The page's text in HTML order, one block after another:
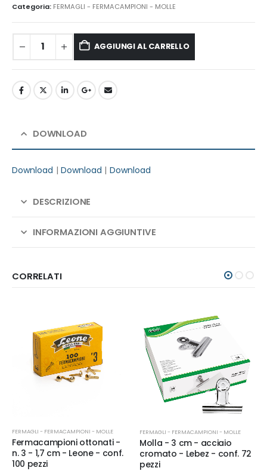
Categoria: FERMAGLI - FERMACAMPIONI - MOLLE
AGGIUNGI AL CARRELLO
DOWNLOAD
Download | Download | Download
DESCRIZIONE
INFORMAZIONI AGGIUNTIVE
CORRELATI
FERMAGLI - FERMACAMPIONI - MOLLE
Fermacampioni ottonati -
n. 3 - 1,7 cm - Leone - conf.
100 pezzi
FERMAGLI - FERMACAMPIONI - MOLLE
Molla - 3 cm - acciaio
cromato - Lebez - conf. 72
pezzi